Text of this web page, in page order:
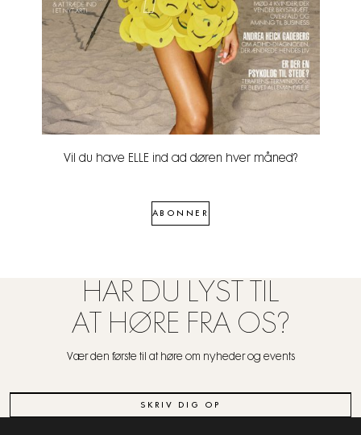
Vil du have ELLE ind ad døren hver måned?
ABONNER
HAR DU LYST TIL
AT HØRE FRA OS?
Vær den første til at høre om nyheder og events
SKRIV DIG OP